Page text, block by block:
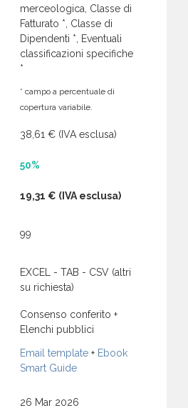
merceologica, Classe di
Fatturato *, Classe di
Dipendenti *, Eventuali
classificazioni specifiche
*
* campo a percentuale di
copertura variabile.
38,61 € (IVA esclusa)
50%
19,31 € (IVA esclusa)
99
EXCEL - TAB - CSV (altri
su richiesta)
Consenso conferito +
Elenchi pubblici
Email template + Ebook
Smart Guide
26 Mar 2026